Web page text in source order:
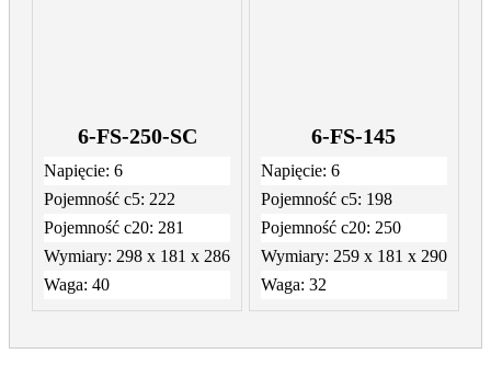
6-FS-250-SC
Napięcie: 6
Pojemność c5: 222
Pojemność c20: 281
Wymiary: 298 x 181 x 286
Waga: 40
6-FS-145
Napięcie: 6
Pojemność c5: 198
Pojemność c20: 250
Wymiary: 259 x 181 x 290
Waga: 32